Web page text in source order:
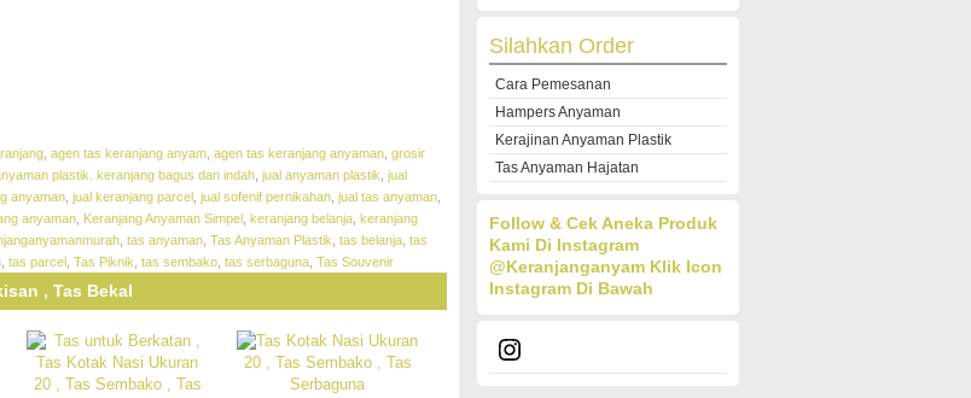
agen tas keranjang anyam agen tas keranjang anyaman grosir
plastik. keranjang bagus dan indah jual anyaman plastik jual
anyaman jual keranjang parcel jual sofenif pernikahan jual tas anyaman
anyaman Keranjang Anyaman Simpel keranjang belanja keranjang
tas anyaman Tas Anyaman Plastik tas belanja tas
tas parcel Tas Piknik tas sembako tas serbaguna Tas Souvenir
, Tas Bekal
Silahkan Order
Cara Pemesanan
Hampers Anyaman
Kerajinan Anyaman Plastik
Tas Anyaman Hajatan
Follow & Cek Aneka Produk
Kami Di Instagram
@keranjanganyam Klik Icon
Instagram Di Bawah